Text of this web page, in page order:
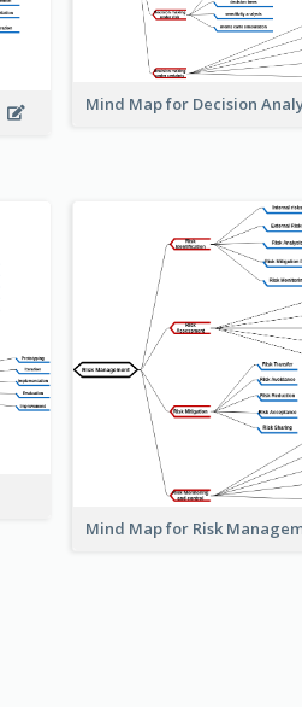
Mind Map for Decision
Mind Map for Risk